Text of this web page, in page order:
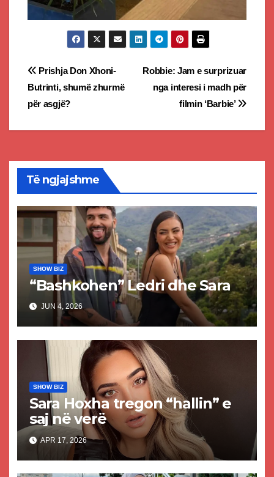
Post
navigation
Robbie: Jam e surprizuar
nga interesi i madh për
filmin ‘Barbie’
Prishja Don Xhoni-
Butrinti, shumë zhurmë
për asgjë?
Të ngjajshme
SHOW BIZ
“Bashkohen” Ledri dhe Sara
JUN 4, 2026
SHOW BIZ
Sara Hoxha tregon “hallin” e
saj në verë
APR 17, 2026